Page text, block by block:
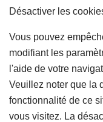
Désactiver les
Vous pouvez
modifiant les
l'aide de votre
Veuillez noter que la
fonctionnalité de ce
vous visitez. La